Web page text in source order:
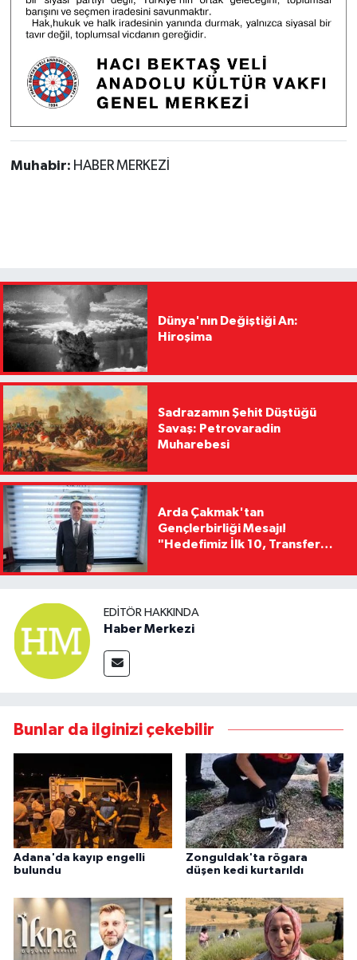
Muhabir: HABER MERKEZİ
Dünya'nın Değiştiği An:
Hiroşima
Sadrazamın Şehit Düştüğü
Savaş: Petrovaradin
Muharebesi
Arda Çakmak'tan
Gençlerbirliği Mesajı!
"Hedefimiz İlk 10, Transfer
Kaldıracağız"
EDITÖR HAKKINDA
Haber Merkezi
Bunlar da ilginizi çekebilir
Adana'da kayıp engelli
bulundu
Zonguldak'ta rögara
düşen kedi kurtarıldı